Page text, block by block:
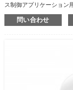
ス制御アプリケーション
TDM02 と連携できるため
ます。問い合わせ